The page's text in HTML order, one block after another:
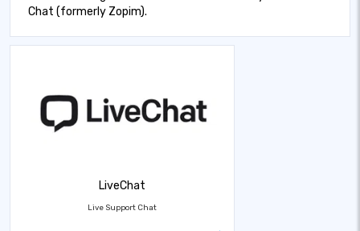
Chat (formerly Zopim).
LiveChat
Live Support Chat